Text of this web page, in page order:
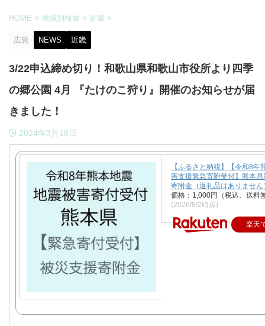
HOME > 地域別検索 > 近畿 >
広告 NEWS 近畿
3/22申込締め切り！和歌山県和歌山市役所より四季
の郷公園 4月 『たけのこ狩り』開催のお知らせが届
きました！
2024年3月18日
【ふるさと納税】【令和8年
害支援緊急寄附受付】熊本県
寄附金（返礼品はありません
価格：1,000円（税込、送料
(2026/8/2時点)
楽天